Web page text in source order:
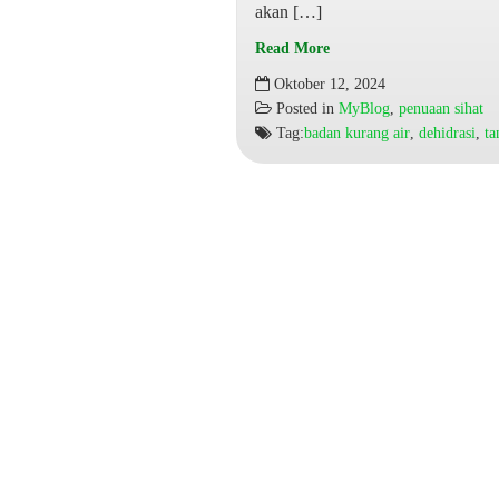
akan […]
Read More
Tanda
Badan
Kurang
Air
Oktober 12, 2024
Posted in MyBlog, penuaan sihat
Tag:badan kurang air, dehidrasi,